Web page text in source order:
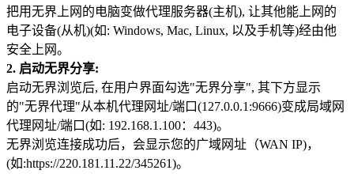
把用无界上网的电脑变做代理服务器(主机), 让其他能上网的
电子设备(从机)(如: Windows, Mac, Linux, 以及手机等)经由他
安全上网。
2. 启动无界分享:
启动无界浏览后, 在用户界面勾选"无界分享", 其下方显示
的"无界代理"从本机代理网址/端口(127.0.0.1:9666)变成局域网
代理网址/端口(如: 192.168.1.100：443)。
无界浏览连接成功后，会显示您的广域网址（WAN IP)，
(如:https://220.181.11.22/345261)。